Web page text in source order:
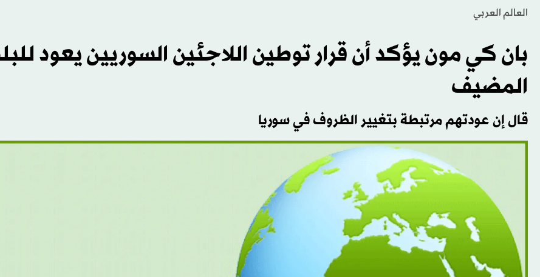
العالم العربي
بان كي مون يؤكد أن قرار توطين اللاجئين السوريين يعود
المضيف
قال إن عودتهم مرتبطة بتغيير الظروف في سوريا